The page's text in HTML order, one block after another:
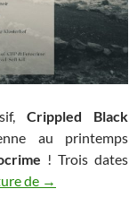
Crippled Black
au printemps
! Trois dates
de Crippled Black
→